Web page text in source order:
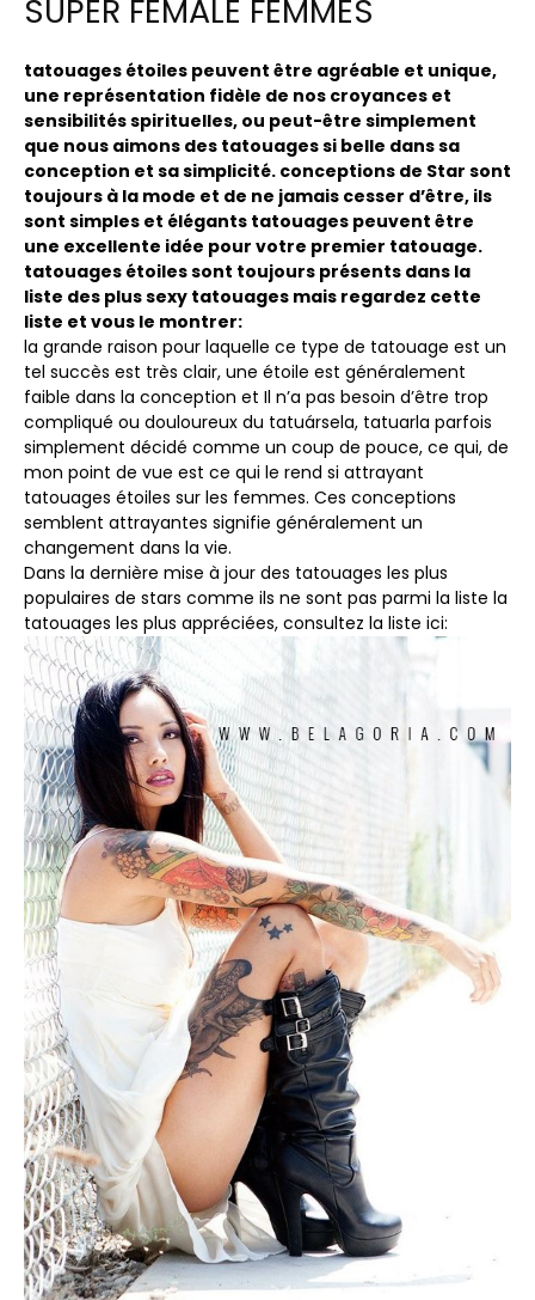
SUPER FEMALE FEMMES
tatouages ​​étoiles peuvent être agréable et unique,
une représentation fidèle de nos croyances et
sensibilités spirituelles, ou peut-être simplement
que nous aimons des tatouages ​​si belle dans sa
conception et sa simplicité. conceptions de Star sont
toujours à la mode et de ne jamais cesser d’être, ils
sont simples et élégants tatouages ​​peuvent être
une excellente idée pour votre premier tatouage.
tatouages ​​étoiles sont toujours présents dans la
liste des plus sexy tatouages ​​mais regardez cette
liste et vous le montrer:
la grande raison pour laquelle ce type de tatouage est un
tel succès est très clair, une étoile est généralement
faible dans la conception et Il n’a pas besoin d’être trop
compliqué ou douloureux du tatuársela, tatuarla parfois
simplement décidé comme un coup de pouce, ce qui, de
mon point de vue est ce qui le rend si attrayant
tatouages ​​étoiles sur les femmes. Ces conceptions
semblent attrayantes signifie généralement un
changement dans la vie.
Dans la dernière mise à jour des tatouages ​​les plus
populaires de stars comme ils ne sont pas parmi la liste la
tatouages ​​les plus appréciées, consultez la liste ici: